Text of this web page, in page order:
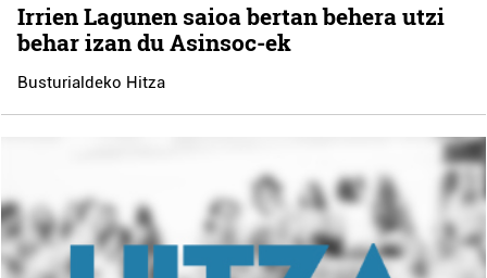
Irrien Lagunen saioa bertan behera utzi
behar izan du Asinsoc-ek
Busturialdeko Hitza